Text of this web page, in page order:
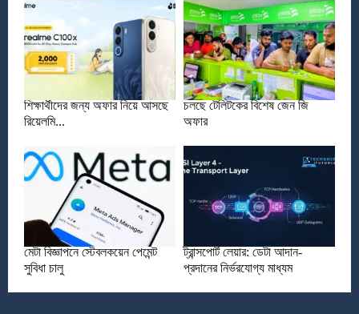
শিক্ষার্থীদের জন্য অফার নিয়ে আসছে
রিয়েলমি...
চলছে টেলিটকের বিশেষ জেন জি
অফার
মেটা বিজ্ঞাপনে স্টেবলকয়েন পেমেন্ট
সুবিধা চালু
ট্রান্সপোর্ট লেয়ার: ডেটা আদান-
প্রদানের নির্ভরযোগ্য মাধ্যম